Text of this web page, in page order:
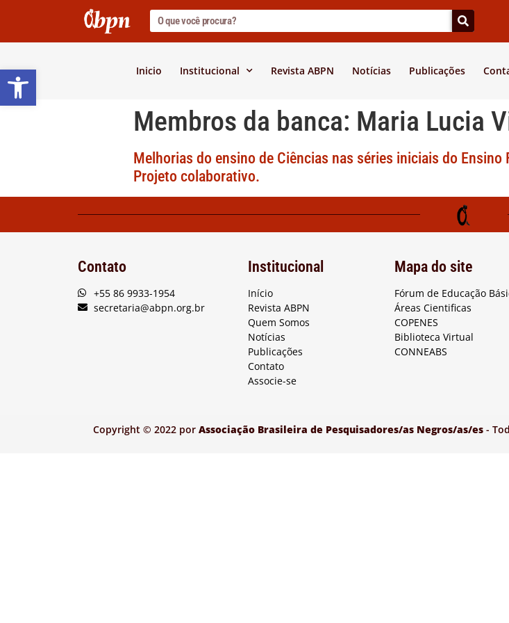
Barra de Ferramentas Aberta
Inicio Institucional Revista ABPN Notícias Publicações
Membros da banca: Maria Lucia
Melhorias do ensino de Ciências nas séries iniciais do
Projeto colaborativo.
Contato
+55 86 9933-1954
secretaria@abpn.org.br
Institucional
Início
Revista ABPN
Quem Somos
Notícias
Publicações
Contato
Associe-se
Mapa do site
Fórum de Educação
Áreas Cientificas
COPENES
Biblioteca Virtual
CONNEABS
Copyright © 2022 por Associação Brasileira de Pesquisadores/as Negros/as/es-